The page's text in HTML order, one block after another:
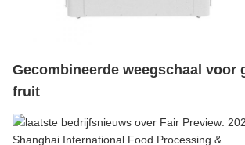
Gecombineerde weegschaal voor
fruit